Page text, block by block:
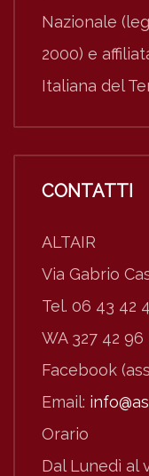
Nazionale
2000) e
Italiana del
CONTATTI
ALTAIR
Via Gabrio
Tel. 06 43 42
WA 327 42 96
Facebook
Email:
Orario
Dal Lunedì al